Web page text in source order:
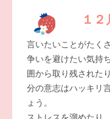
１
言いたいことがたく
争いを避けたい気持
囲から取り残された
分の意志はハッキリ
ょう。